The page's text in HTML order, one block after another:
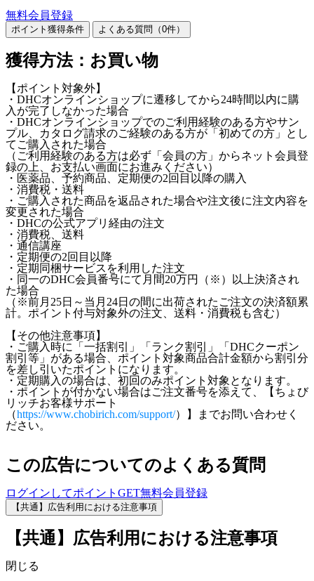
無料会員登録
ポイント獲得条件 よくある質問（0件）
獲得方法：お買い物
【ポイント対象外】
・DHCオンラインショップに遷移してから24時間以内に購
入が完了しなかった場合
・DHCオンラインショップでのご利用経験のある方やサン
プル、カタログ請求のご経験のある方が「初めての方」とし
てご購入された場合
（ご利用経験のある方は必ず「会員の方」からネット会員登
録の上、お支払い画面にお進みください）
・医薬品、予約商品、定期便の2回目以降の購入
・消費税・送料
・ご購入された商品を返品された場合や注文後に注文内容を
変更された場合
・DHCの公式アプリ経由の注文
・消費税、送料
・通信講座
・定期便の2回目以降
・定期同梱サービスを利用した注文
・同一のDHC会員番号にて月間20万円（※）以上決済され
た場合
（※前月25日～当月24日の間に出荷されたご注文の決済額累
計。ポイント付与対象外の注文、送料・消費税も含む）
【その他注意事項】
・ご購入時に「一括割引」「ランク割引」「DHCクーポン
割引等」がある場合、ポイント対象商品合計金額から割引分
を差し引いたポイントになります。
・定期購入の場合は、初回のみポイント対象となります。
・ポイントが付かない場合はご注文番号を添えて、【ちょび
リッチお客様サポート
（https://www.chobirich.com/support/）】までお問い合わせく
ださい。
この広告についてのよくある質問
ログインしてポイントGET無料会員登録
【共通】広告利用における注意事項
【共通】広告利用における注意事項
閉じる